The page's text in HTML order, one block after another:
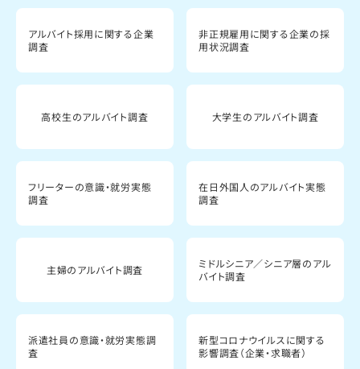
アルバイト採用に関する企業
調査
非正規雇用に関する企業の採
用状況調査
高校生のアルバイト調査 大学生のアルバイト調査
フリーターの意識・就労実態
調査
在日外国人のアルバイト実態
調査
主婦のアルバイト調査
ミドルシニア／シニア層のアル
バイト調査
派遣社員の意識・就労実態調
査
新型コロナウイルスに関する
影響調査（企業・求職者）